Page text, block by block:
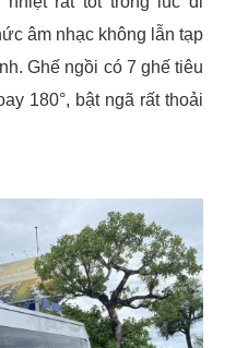
âm nhạc không lẫn tạp
Ghế ngồi có 7 ghế tiêu
180°, bật ngã rất thoải